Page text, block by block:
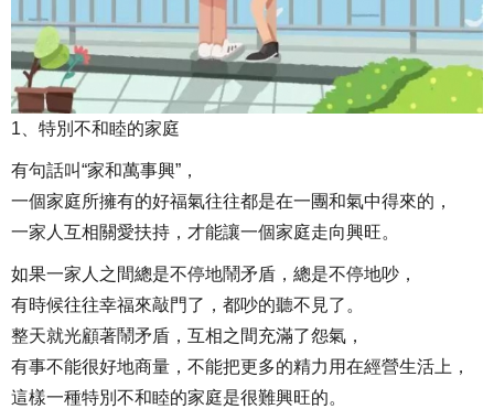
1、特別不和睦的家庭
有句話叫“家和萬事興”，
一個家庭所擁有的好福氣往往都是在一團和氣中得來的，
一家人互相關愛扶持，才能讓一個家庭走向興旺。
如果一家人之間總是不停地鬧矛盾，總是不停地吵，
有時候往往幸福來敲門了，都吵的聽不見了。
整天就光顧著鬧矛盾，互相之間充滿了怨氣，
有事不能很好地商量，不能把更多的精力用在經營生活上，
這樣一種特別不和睦的家庭是很難興旺的。